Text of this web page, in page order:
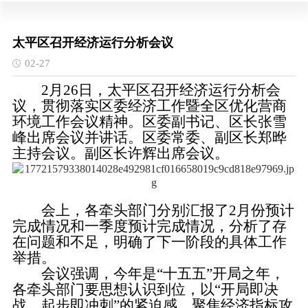
太平区召开经济运行分析会议
02-27
2月26日，太平区召开经济运行分析会
议，贯彻落实区委经济工作暨全区优化营商
环境工作会议精神。区委副书记、区长张雪
峰出席会议并讲话。区委常委、副区长郑晔
主持会议。副区长许辉出席会议。
会上，各牵头部门分别汇报了2月份预计
完成情况和一季度预计完成情况，分析了存
在问题和不足，明确了下一阶段的具体工作
举措。
会议强调，今年是“十五五”开局之年，
各牵头部门要思想认识到位，以“开局即决